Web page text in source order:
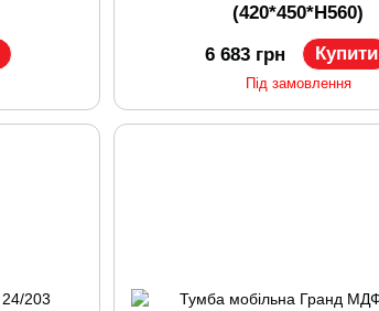
(420*450*H560)
6 683 грн Купити
Під замовлення